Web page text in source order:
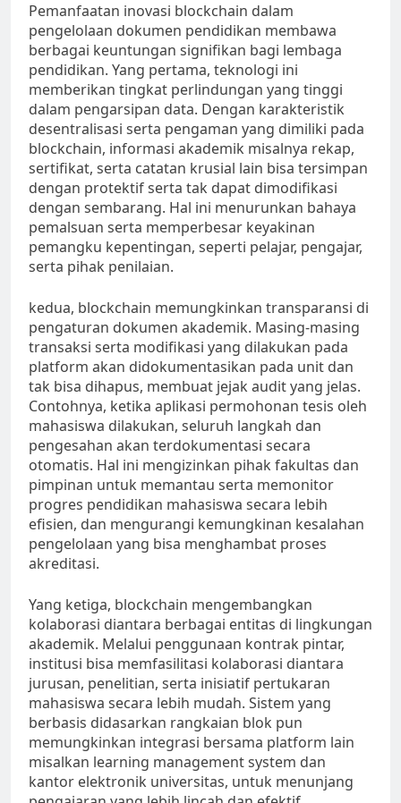
Pemanfaatan inovasi blockchain dalam
pengelolaan dokumen pendidikan membawa
berbagai keuntungan signifikan bagi lembaga
pendidikan. Yang pertama, teknologi ini
memberikan tingkat perlindungan yang tinggi
dalam pengarsipan data. Dengan karakteristik
desentralisasi serta pengaman yang dimiliki pada
blockchain, informasi akademik misalnya rekap,
sertifikat, serta catatan krusial lain bisa tersimpan
dengan protektif serta tak dapat dimodifikasi
dengan sembarang. Hal ini menurunkan bahaya
pemalsuan serta memperbesar keyakinan
pemangku kepentingan, seperti pelajar, pengajar,
serta pihak penilaian.
kedua, blockchain memungkinkan transparansi di
pengaturan dokumen akademik. Masing-masing
transaksi serta modifikasi yang dilakukan pada
platform akan didokumentasikan pada unit dan
tak bisa dihapus, membuat jejak audit yang jelas.
Contohnya, ketika aplikasi permohonan tesis oleh
mahasiswa dilakukan, seluruh langkah dan
pengesahan akan terdokumentasi secara
otomatis. Hal ini mengizinkan pihak fakultas dan
pimpinan untuk memantau serta memonitor
progres pendidikan mahasiswa secara lebih
efisien, dan mengurangi kemungkinan kesalahan
pengelolaan yang bisa menghambat proses
akreditasi.
Yang ketiga, blockchain mengembangkan
kolaborasi diantara berbagai entitas di lingkungan
akademik. Melalui penggunaan kontrak pintar,
institusi bisa memfasilitasi kolaborasi diantara
jurusan, penelitian, serta inisiatif pertukaran
mahasiswa secara lebih mudah. Sistem yang
berbasis didasarkan rangkaian blok pun
memungkinkan integrasi bersama platform lain
misalkan learning management system dan
kantor elektronik universitas, untuk menunjang